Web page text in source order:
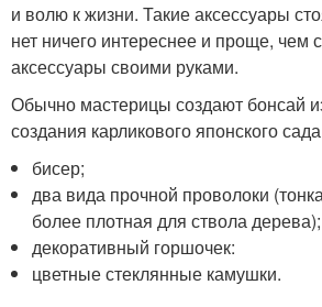
и волю к жизни. Такие аксессуары
нет ничего интереснее и проще, чем
аксессуары своими руками.
Обычно мастерицы создают бонсай
создания карликового японского
бисер;
два вида прочной проволоки
более плотная для ствола дерева);
декоративный горшочек:
цветные стеклянные камушки.